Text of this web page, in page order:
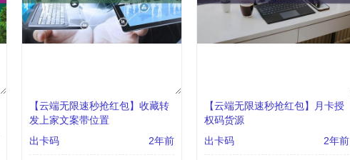
【云端无限速秒抢红包】收藏转
发上家文案带位置
出卡码
2年前
【云端无限速秒抢红包】月卡授
权码货源
出卡码
2年前